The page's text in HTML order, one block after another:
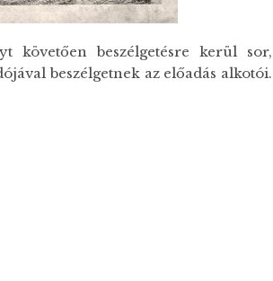
követően beszélgetésre kerül sor,
beszélgetnek az előadás alkotói.